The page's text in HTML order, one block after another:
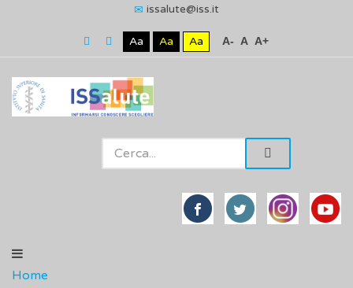
issalute@iss.it
Aa Aa Aa A- A A+
Home